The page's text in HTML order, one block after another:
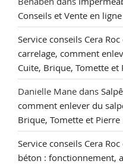
Conseils et Vente en ligne
Service conseils Cera Roc
carrelage, comment
Cuite, Brique, Tomette
Danielle Mane dans
comment enlever du
Brique, Tomette et
Service conseils Cera Roc
béton : fonctionnement,